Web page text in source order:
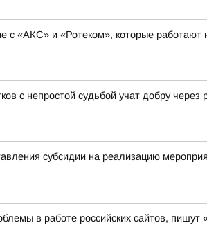
«АКС» и «Ротеком», которые работают
с непростой судьбой учат добру через
субсидии на реализацию
в работе российских сайтов,